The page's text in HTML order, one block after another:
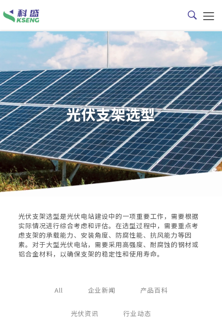
光伏支架选型
光伏支架选型是光伏电站建设中的一项重要工作，需要根据
实际情况进行综合考虑和评估。在选型过程中，需要重点考
虑支架的承载能力、安装角度、防腐性能、抗风能力等因
素。对于大型光伏电站，需要采用高强度、耐腐蚀的钢材或
铝合金材料，以确保支架的稳定性和使用寿命。
All 企业新闻 产品百科
光伏资讯 行业动态